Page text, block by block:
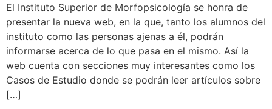
El Instituto Superior de Morfopsicología se honra de
presentar la nueva web, en la que, tanto los alumnos del
instituto como las personas ajenas a él, podrán
informarse acerca de lo que pasa en el mismo. Así la
web cuenta con secciones muy interesantes como los
Casos de Estudio donde se podrán leer artículos sobre
[…]